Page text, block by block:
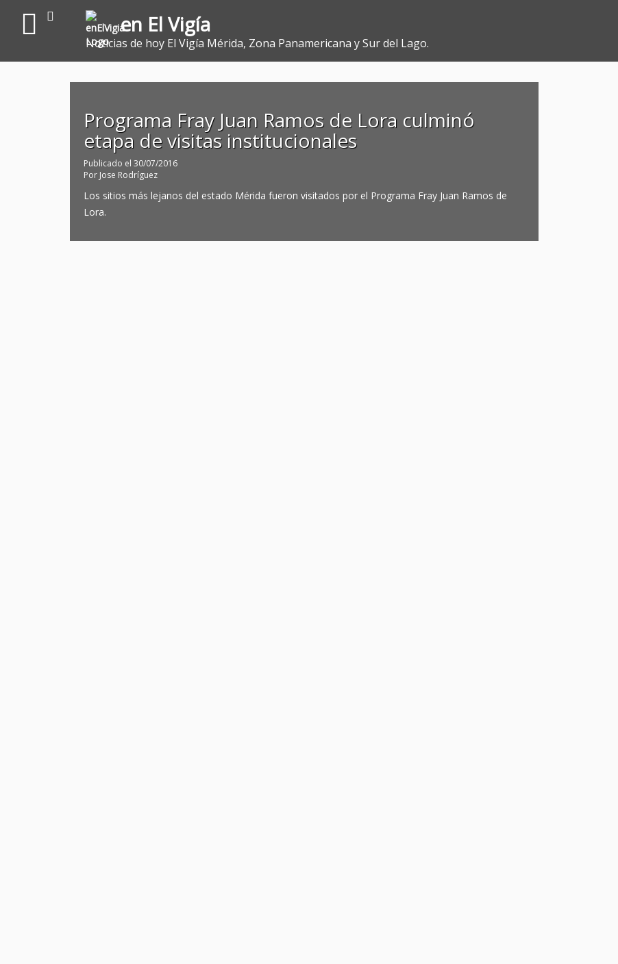
en El Vigía
Noticias de hoy El Vigía Mérida, Zona Panamericana y Sur del Lago.
Programa Fray Juan Ramos de Lora culminó
etapa de visitas institucionales
Publicado el 30/07/2016
Por Jose Rodríguez
Los sitios más lejanos del estado Mérida fueron visitados por el Programa Fray Juan Ramos de
Lora.